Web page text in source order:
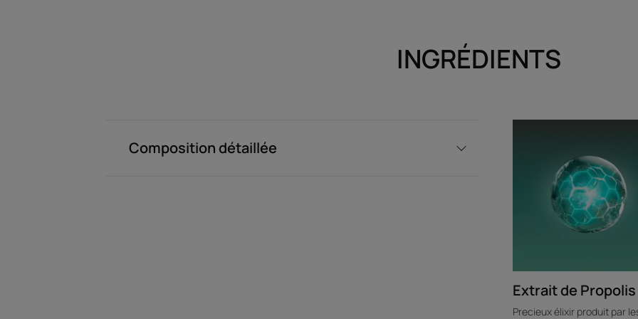
INGRÉDIENTS
Composition détaillée
Extrait de Propolis
Precieux élixir produit par